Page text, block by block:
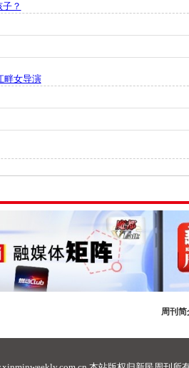
？
畔女导演
周刊简